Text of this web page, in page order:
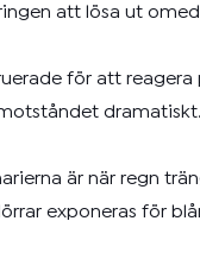
att lösa ut
för att
är när regn
exponeras för